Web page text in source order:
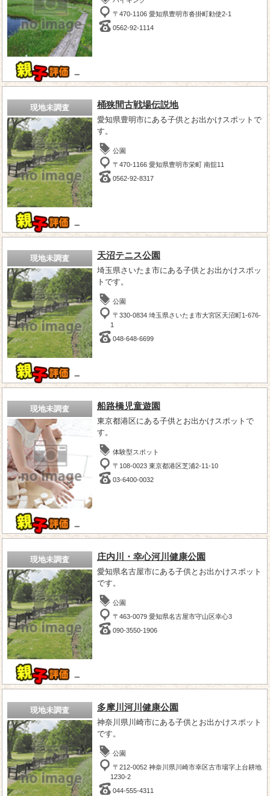
－
〒470-1106 愛知県豊明市沓掛町勅使2-1
0562-92-1114
現地未調査
－
桶狭間古戦場伝説地
愛知県豊明市にある子供とお出かけスポットで
す。
公園
〒470-1166 愛知県豊明市栄町 南舘11
0562-92-8317
現地未調査
－
天沼テニス公園
埼玉県さいたま市にある子供とお出かけスポッ
トです。
公園
〒330-0834 埼玉県さいたま市大宮区天沼町1-676-
1
048-648-6699
現地未調査
－
船路橋児童遊園
東京都港区にある子供とお出かけスポットで
す。
体験型スポット
〒108-0023 東京都港区芝浦2-11-10
03-6400-0032
現地未調査
－
庄内川・幸心河川健康公園
愛知県名古屋市にある子供とお出かけスポット
です。
公園
〒463-0079 愛知県名古屋市守山区幸心3
090-3550-1906
現地未調査 多摩川河川健康公園
神奈川県川崎市にある子供とお出かけスポット
です。
公園
〒212-0052 神奈川県川崎市幸区古市場字上台耕地
1230-2
044-555-4311